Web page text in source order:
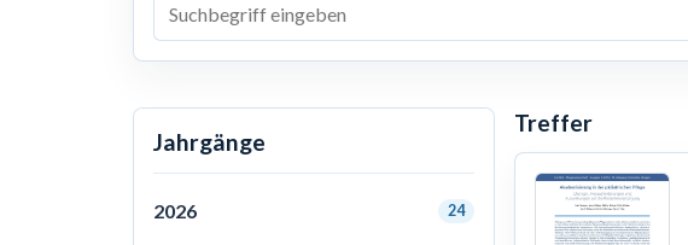
Jahrgänge
2026 24
Treffer